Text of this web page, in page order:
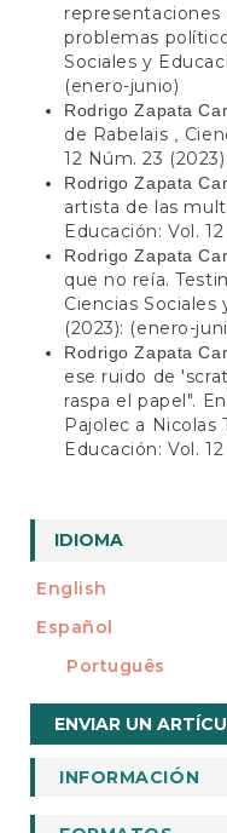
problemas
Sociales y
(enero-junio)
Rodrigo Zapata
de Rabelais
12 Núm. 23
Rodrigo Zapata
artista de las
Educación: Vol.
Rodrigo Zapata
que no reía.
Ciencias Sociales
(2023): (enero-
Rodrigo Zapata
ese ruido de
raspa el papel".
Pajolec a Nicolas
Educación: Vol.
IDIOMA
English
Español
Português
Enviar
un
artículo
ENVIAR UN
INFORMACION
INFORMACIÓN
Para Autores